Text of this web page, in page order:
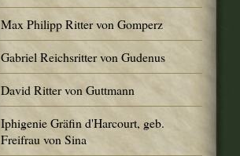
Max Philipp Ritter von Gomperz
Gabriel Reichsritter von Gudenus
David Ritter von Guttmann
Iphigenie Gräfin d'Harcourt, geb.
Freifrau von Sina